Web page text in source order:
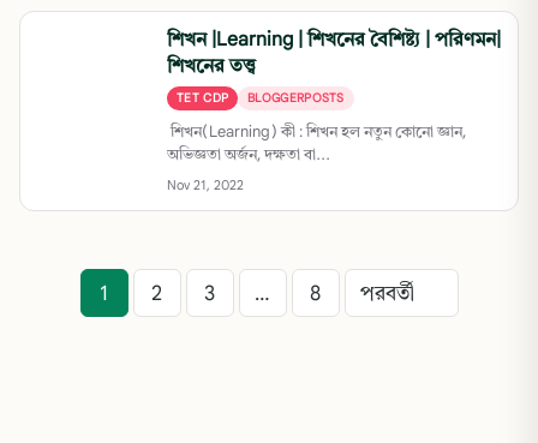
শিখন |Learning | শিখনের বৈশিষ্ট্য | পরিণমন|
শিখনের তত্ত্ব
TET CDP BLOGGERPOSTS
শিখন(Learning) কী : শিখন হল নতুন কোনো জ্ঞান,
অভিজ্ঞতা অর্জন, দক্ষতা বা...
Nov 21, 2022
1 2 3 … 8 পরবর্তী